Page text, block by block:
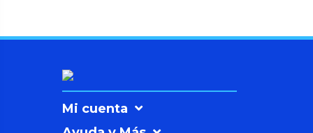
Mi cuenta